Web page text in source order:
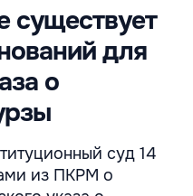
существует
для
о
суд 14
из ПКРМ о